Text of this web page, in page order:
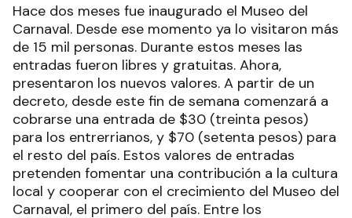
Hace dos meses fue inaugurado el Museo del
Carnaval. Desde ese momento ya lo visitaron más
de 15 mil personas. Durante estos meses las
entradas fueron libres y gratuitas. Ahora,
presentaron los nuevos valores. A partir de un
decreto, desde este fin de semana comenzará a
cobrarse una entrada de $30 (treinta pesos)
para los entrerrianos, y $70 (setenta pesos) para
el resto del país. Estos valores de entradas
pretenden fomentar una contribución a la cultura
local y cooperar con el crecimiento del Museo del
Carnaval, el primero del país. Entre los